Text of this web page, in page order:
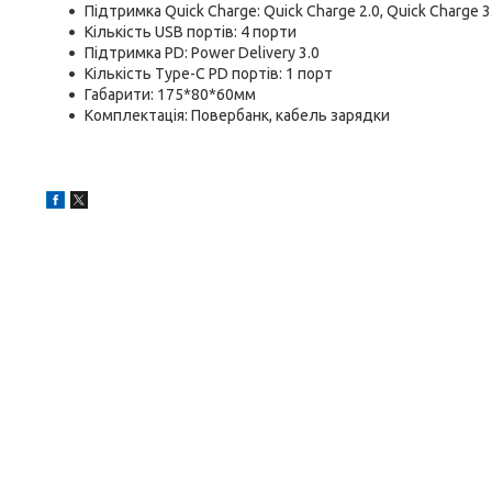
Підтримка Quick Charge: Quick Charge 2.0, Quick Charge
Кількість USB портів: 4 порти
Підтримка PD: Power Delivery 3.0
Кількість Type-C PD портів: 1 порт
Габарити: 175*80*60мм
Комплектація: Повербанк, кабель зарядки